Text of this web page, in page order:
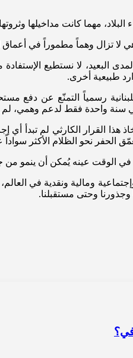
مهما كانت مداخيلها
لا تزال وهماً مطموراً في
لا نستطيع الإستفادة
طبيعية أخرى.
وهو 7 آذار 2020، حين قرّرت الدولة
هذا القرار الكارثي لم
الحفر نحو الظلام الأكثر
الوقت عينه يُمكن أن ينمو من
ومالية ونقدية في
وجذورنا وحتى مستقبلنا.